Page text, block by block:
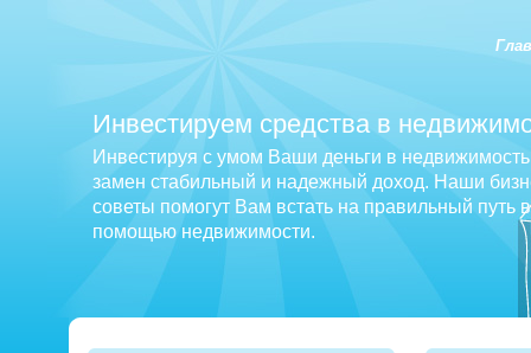
Инвестируем средства в
Инвестируя с умом Ваши деньги в
замен стабильный и надежный доход. Наши
советы помогут Вам встать на правильный путь
помощью недвижимости.